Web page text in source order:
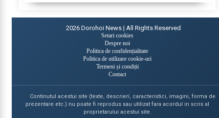
2026 Dorohoi News | All Rights Reserved
Setari cookies
Despre noi
Politica de confidențialitate
Politica de utilizare cookie-uri
Termeni și condiții
Contact
Continutul acestui site (texte, descrieri, caracteristici, imagini, forma de
prezentare etc.) nu poate fi reprodus sau utilizat fara acordul in scris al
proprietarului acestui site.